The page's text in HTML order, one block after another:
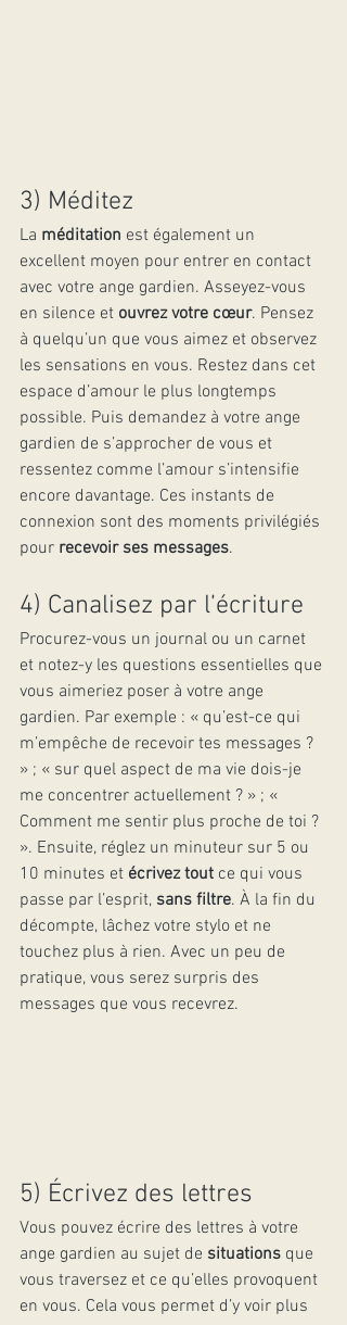
3) Méditez
La méditation est également un
excellent moyen pour entrer en contact
avec votre ange gardien. Asseyez-vous
en silence et ouvrez votre cœur. Pensez
à quelqu’un que vous aimez et observez
les sensations en vous. Restez dans cet
espace d’amour le plus longtemps
possible. Puis demandez à votre ange
gardien de s’approcher de vous et
ressentez comme l’amour s’intensifie
encore davantage. Ces instants de
connexion sont des moments privilégiés
pour recevoir ses messages.
4) Canalisez par l’écriture
Procurez-vous un journal ou un carnet
et notez-y les questions essentielles que
vous aimeriez poser à votre ange
gardien. Par exemple : « qu’est-ce qui
m’empêche de recevoir tes messages ?
» ; « sur quel aspect de ma vie dois-je
me concentrer actuellement ? » ; «
Comment me sentir plus proche de toi ?
». Ensuite, réglez un minuteur sur 5 ou
10 minutes et écrivez tout ce qui vous
passe par l’esprit, sans filtre. À la fin du
décompte, lâchez votre stylo et ne
touchez plus à rien. Avec un peu de
pratique, vous serez surpris des
messages que vous recevrez.
5) Écrivez des lettres
Vous pouvez écrire des lettres à votre
ange gardien au sujet de situations que
vous traversez et ce qu’elles provoquent
en vous. Cela vous permet d’y voir plus